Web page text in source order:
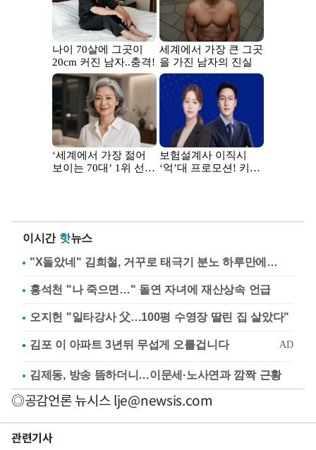
이시간 핫뉴스
"X돌았네" 김희철, 거꾸로 태극기 분노 하루만에…
홍석천 "나 죽으면…" 돌연 자녀에 재산상속 언급
오지헌 "일타강사 父…100평 수영장 딸린 집 살았다"
김제동, 방송 뜸하더니…이문세·노사연과 깜짝 근황
◎공감언론 뉴시스lje@newsis.com
관련기사